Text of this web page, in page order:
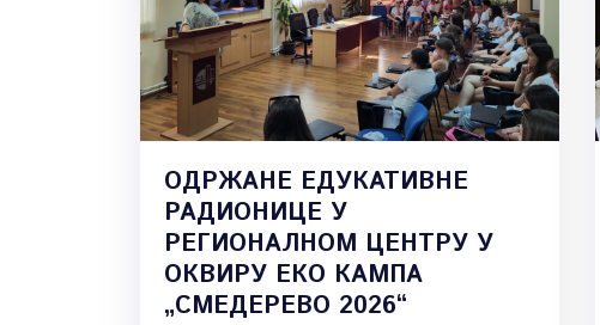
ОДРЖАНЕ ЕДУКАТИВНЕ
РАДИОНИЦЕ У
РЕГИОНАЛНОМ ЦЕНТРУ У
ОКВИРУ ЕКО КАМПА
„СМЕДЕРЕВО 2026“